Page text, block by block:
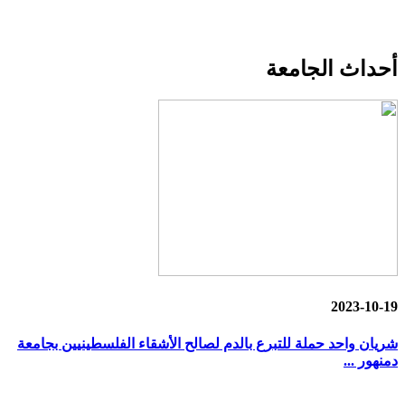
أحداث الجامعة
2023-10-19
شريان واحد حملة للتبرع بالدم لصالح الأشقاء الفلسطينيين بجامعة
دمنهور ...